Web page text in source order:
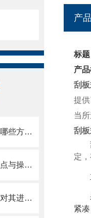
排屑输送机的主要作用体现在哪些方面？
加工中心钢板防护罩的结构特点与操作维护方式
正确选用缝合式丝杠防护罩需对其进行风险评估
产
标
产
刮
提
当
刮
定
紧